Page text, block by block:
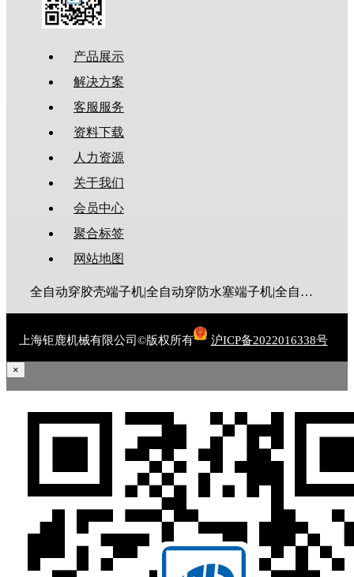
产品展示
解决方案
客服服务
资料下载
人力资源
关于我们
会员中心
聚合标签
网站地图
全自动穿胶壳端子机|全自动穿防水塞端子机|全自动穿热缩管端子机|全自动穿护套端子机|全自动穿号码管端子机|全自动端子机|全自动穿防水栓端子机|端子压着机|端子压接机|静音端子机|多芯线端子机|护套线端子机|全自动排线端子机|新能源大平方压接机|电脑剥线机|自动剥线机|裁线机|剥线机
上海钜鹿机械有限公司©版权所有 沪ICP备2022016338号
×